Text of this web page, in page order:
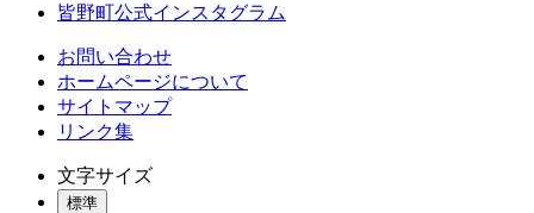
皆野町公式インスタグラム
お問い合わせ
ホームページについて
サイトマップ
リンク集
文字サイズ
標準